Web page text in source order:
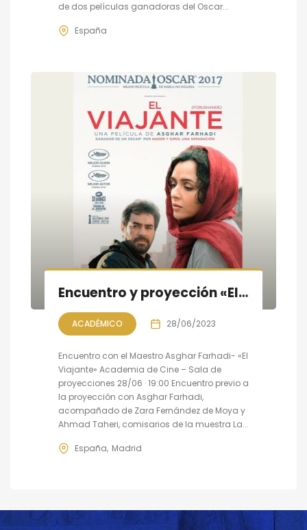
de dos películas ganadoras del Oscar...
España
Encuentro y proyección «El viajante» con Asghar Farhadi
ACADÉMICO 28/06/2023
Encuentro con el Maestro Asghar Farhadi- «El
Viajante» Academia de Cine – Sala de
proyecciones 28/06 · 19:00 Encuentro previo a
la proyección con Asghar Farhadi,
acompañado de Zara Fernández de Moya y
Ahmad Taheri, comisarios de la muestra La...
España Madrid